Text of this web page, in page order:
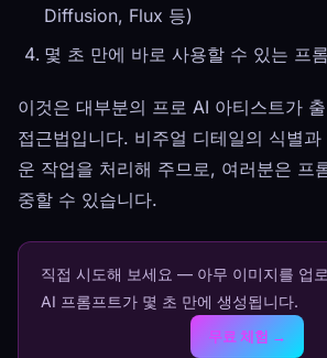
Diffusion, Flux 등)
몇 초 만에 바로 사용할 수 있는 프
이것은 대부분의 프로 AI 아티스트가
접근법입니다. 비주얼 디테일의 식별
운 작업을 처리해 주므로, 여러분은 프
중할 수 있습니다.
직접 시도해 보세요 — 아무 이미지를 업
AI 프롬프트가 몇 초 만에 생성됩니다.
무료 체험 →